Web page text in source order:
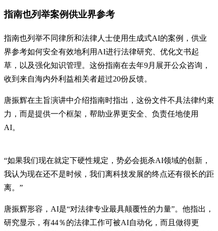
指南也列举案例供业界参考
指南也列举不同律所和法律人士使用生成式AI的案例，供业
界参考如何安全有效地利用AI进行法律研究、优化文书起
草，以及强化知识管理。这份指南在去年9月展开公众咨询，
收到来自海内外利益相关者超过20份反馈。
唐振辉在主旨演讲中介绍指南时指出，这份文件不具法律约束
力，而是提供一个框架，帮助业界更安全、负责任地使用
AI。
“如果我们现在就定下硬性规定，势必会扼杀AI领域的创新，
我认为现在还不是时候，我们离科技发展的终点还有很长的距
离。”
唐振辉形容，AI是“对法律专业最具颠覆性的力量”。他指出，
研究显示，有44％的法律工作可被AI自动化，而且做得更